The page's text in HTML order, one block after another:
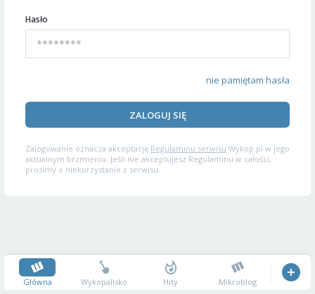
Hasło
nie pamiętam hasła
ZALOGUJ SIĘ
Zalogowanie oznacza akceptację Regulaminu serwisu Wykop.pl w jego
aktualnym brzmieniu. Jeśli nie akceptujesz Regulaminu w całości,
prosimy o niekorzystanie z serwisu.
Główna Wykopalisko Hity Mikroblog